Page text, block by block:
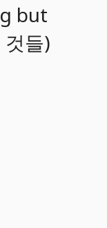
but
들)